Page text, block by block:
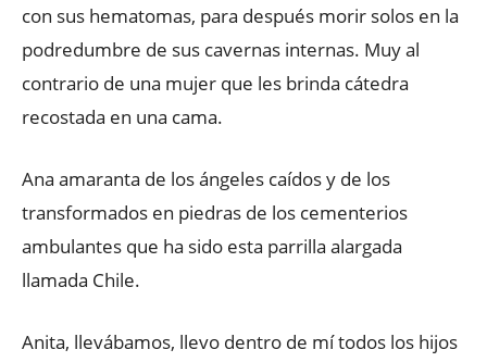
con sus hematomas, para después morir solos en la
podredumbre de sus cavernas internas. Muy al
contrario de una mujer que les brinda cátedra
recostada en una cama.
Ana amaranta de los ángeles caídos y de los
transformados en piedras de los cementerios
ambulantes que ha sido esta parrilla alargada
llamada Chile.
Anita, llevábamos, llevo dentro de mí todos los hijos